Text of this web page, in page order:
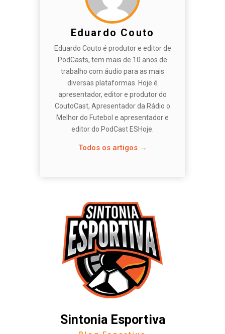
Eduardo Couto
Eduardo Couto é produtor e editor de
PodCasts, tem mais de 10 anos de
trabalho com áudio para as mais
diversas plataformas. Hoje é
apresentador, editor e produtor do
CoutoCast, Apresentador da Rádio o
Melhor do Futebol e apresentador e
editor do PodCast ESHoje.
Todos os artigos →
Sintonia Esportiva